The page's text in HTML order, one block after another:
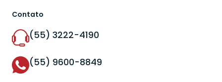
Contato
(55) 3222-4190
(55) 9600-8849